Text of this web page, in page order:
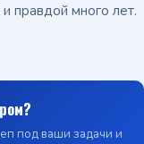
правдой много лет.
под ваши задачи и